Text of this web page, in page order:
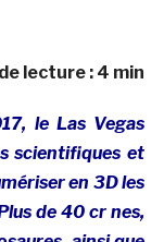
lecture : 4 min
le Las Vegas
scientifiques et
en 3D les
de 40 cr nes,